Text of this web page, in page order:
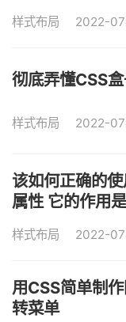
样式布局 2022-
彻底弄懂CSS
样式布局 2022-
该如何正确的
属性 它的作用
样式布局 2022-
用CSS简单制
转菜单